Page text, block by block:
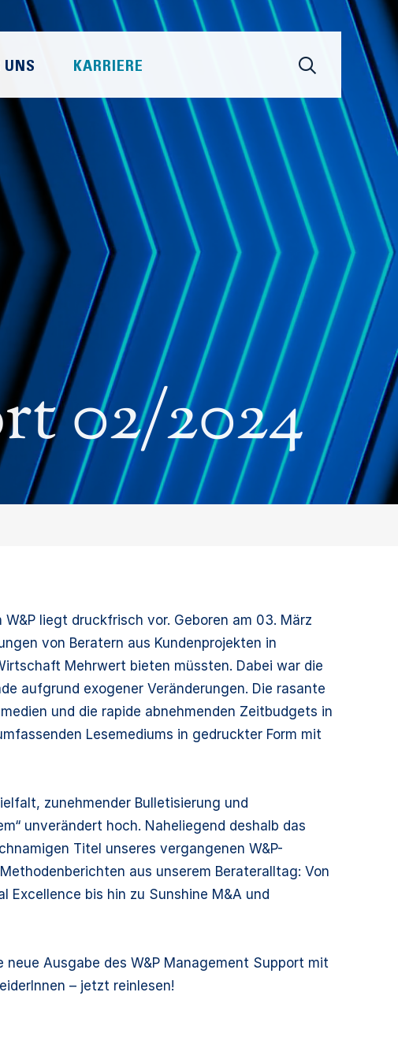
liegt druckfrisch vor. Geboren am 03. März
von Beratern aus Kundenprojekten in
Mehrwert bieten müssten. Dabei war die
aufgrund exogener Veränderungen. Die rasante
und die rapide abnehmenden Zeitbudgets in
Lesemediums in gedruckter Form mit
zunehmender Bulletisierung und
unverändert hoch. Naheliegend deshalb das
Titel unseres vergangenen W&P-
aus unserem Berateralltag: Von
Excellence bis hin zu Sunshine M&A und
Ausgabe des W&P Management Support mit
– jetzt reinlesen!
02/2024
UNS KARRIERE